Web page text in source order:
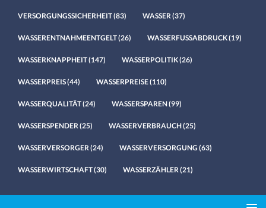
VERSORGUNGSSICHERHEIT(83) WASSER (37)
WASSERENTNAHMEENTGELT(26) WASSERFUSSABDRUCK(19)
WASSERKNAPPHEIT(147) WASSERPOLITIK(26)
WASSERPREIS(44) WASSERPREISE(110)
WASSERQUALITÄT(24) WASSERSPAREN(99)
WASSERSPENDER (25) WASSERVERBRAUCH(25)
WASSERVERSORGER (24) WASSERVERSORGUNG (63)
WASSERWIRTSCHAFT(30) WASSERZÄHLER (21)